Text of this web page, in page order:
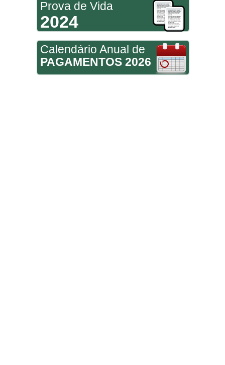
Prova de Vida
2024
Calendário Anual de
PAGAMENTOS 2026